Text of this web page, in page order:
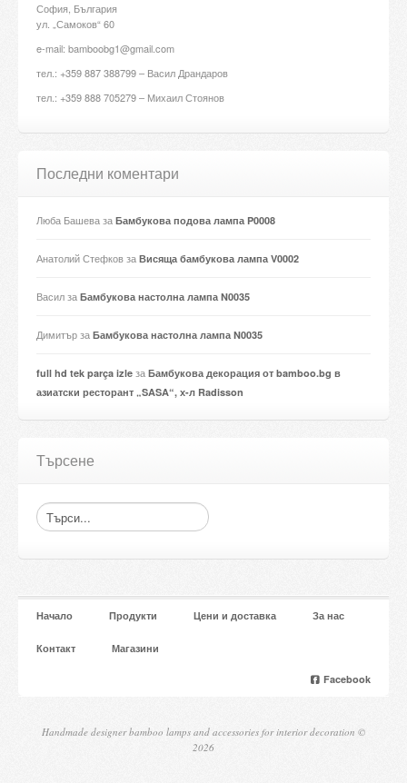
София, България
ул. „Самоков“ 60
e-mail: bamboobg1@gmail.com
тел.: +359 887 388799 – Васил Драндаров
тел.: +359 888 705279 – Михаил Стоянов
Последни коментари
Люба Башеваза Бамбукова подова лампа P0008
Анатолий Стефковза Висяща бамбукова лампа V0002
Василза Бамбукова настолна лампа N0035
Димитърза Бамбукова настолна лампа N0035
full hd tek parça izle за Бамбукова декорация от bamboo.bg в
азиатски ресторант „SASA“, х-л Radisson
Търсене
Начало Продукти Цени и доставка За нас
Контакт Магазини
Facebook
Handmade designer bamboo lamps and accessories for interior decoration ©
2026